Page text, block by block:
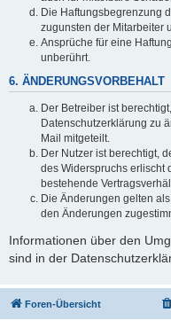
Die Haftungsbegrenzung
zugunsten der Mitarbeiter
Ansprüche für eine
unberührt.
6. ÄNDERUNGSVORBEHALT
Der Betreiber ist
Datenschutzerklärung zu
Mail mitgeteilt.
Der Nutzer ist berechtigt,
des Widerspruchs erlischt
bestehende
Die Änderungen gelten
den Änderungen
Informationen über den
sind in der
Foren-Übersicht